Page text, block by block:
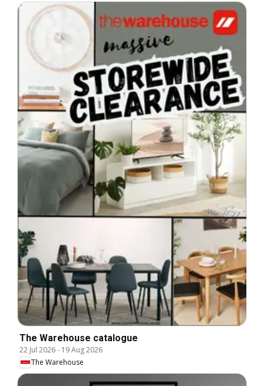
The Warehouse catalogue
22 Jul 2026- 19 Aug 2026
The Warehouse